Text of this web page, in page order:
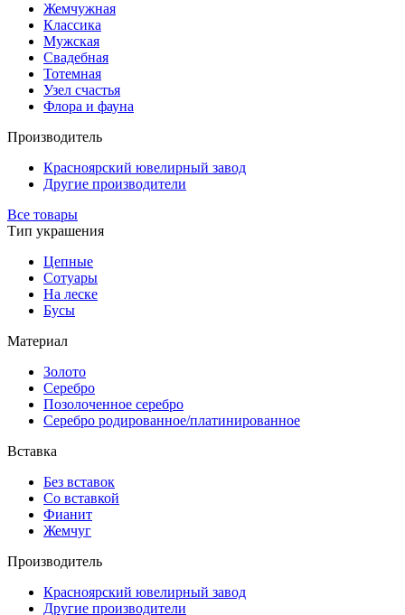
Жемчужная
Классика
Мужская
Свадебная
Тотемная
Узел счастья
Флора и фауна
Производитель
Красноярский ювелирный завод
Другие производители
Все товары
Тип украшения
Цепные
Сотуары
На леске
Бусы
Материал
Золото
Серебро
Позолоченное серебро
Серебро родированное/платинированное
Вставка
Без вставок
Со вставкой
Фианит
Жемчуг
Производитель
Красноярский ювелирный завод
Другие производители